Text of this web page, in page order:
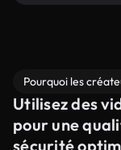
Pourquoi les
Utilisez des
pour une
sécurité